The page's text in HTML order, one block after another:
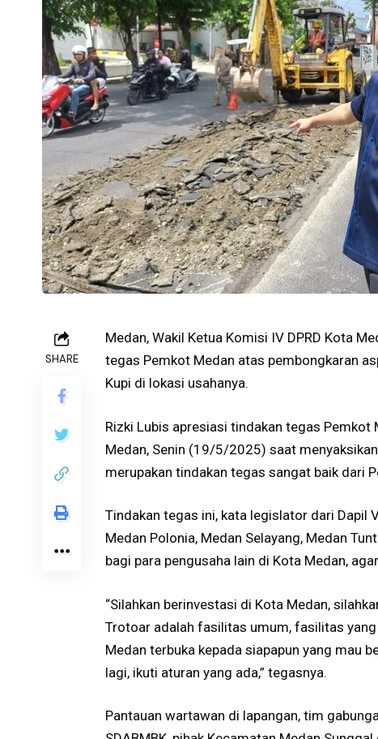
SHARE
Medan, Wakil Ketua Komisi IV DPRD Kota
tegas Pemkot Medan atas pembongkaran
Kupi di lokasi usahanya.
Rizki Lubis apresiasi tindakan tegas
Medan, Senin (19/5/2025) saat
merupakan tindakan tegas sangat baik dari
Tindakan tegas ini, kata legislator dari Dapil
Medan Polonia, Medan Selayang, Medan
bagi para pengusaha lain di Kota Medan,
“Silahkan berinvestasi di Kota Medan,
Trotoar adalah fasilitas umum, fasilitas
Medan terbuka kepada siapapun yang mau
lagi, ikuti aturan yang ada,” tegasnya.
Pantauan wartawan di lapangan, tim